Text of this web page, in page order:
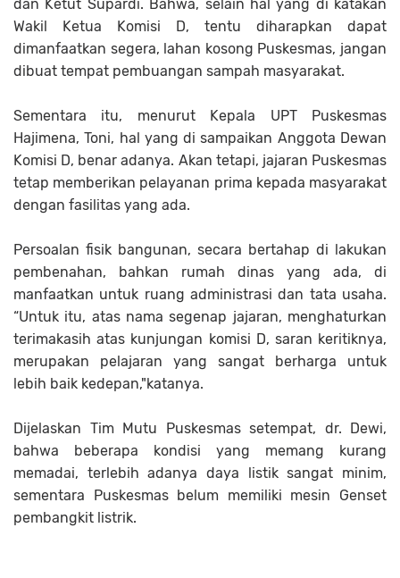
dan Ketut Supardi. Bahwa, selain hal yang di katakan
Wakil Ketua Komisi D, tentu diharapkan dapat
dimanfaatkan segera, lahan kosong Puskesmas, jangan
dibuat tempat pembuangan sampah masyarakat.
Sementara itu, menurut Kepala UPT Puskesmas
Hajimena, Toni, hal yang di sampaikan Anggota Dewan
Komisi D, benar adanya. Akan tetapi, jajaran Puskesmas
tetap memberikan pelayanan prima kepada masyarakat
dengan fasilitas yang ada.
Persoalan fisik bangunan, secara bertahap di lakukan
pembenahan, bahkan rumah dinas yang ada, di
manfaatkan untuk ruang administrasi dan tata usaha.
“Untuk itu, atas nama segenap jajaran, menghaturkan
terimakasih atas kunjungan komisi D, saran keritiknya,
merupakan pelajaran yang sangat berharga untuk
lebih baik kedepan,"katanya.
Dijelaskan Tim Mutu Puskesmas setempat, dr. Dewi,
bahwa beberapa kondisi yang memang kurang
memadai, terlebih adanya daya listik sangat minim,
sementara Puskesmas belum memiliki mesin Genset
pembangkit listrik.